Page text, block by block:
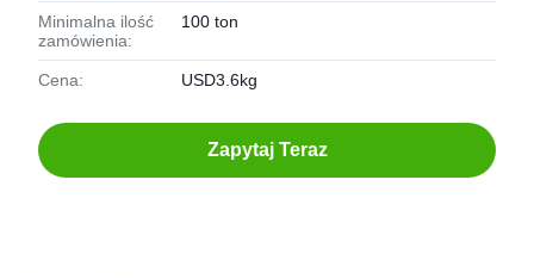
Minimalna ilość
zamówienia:
100 ton
Cena: USD3.6kg
Zapytaj Teraz